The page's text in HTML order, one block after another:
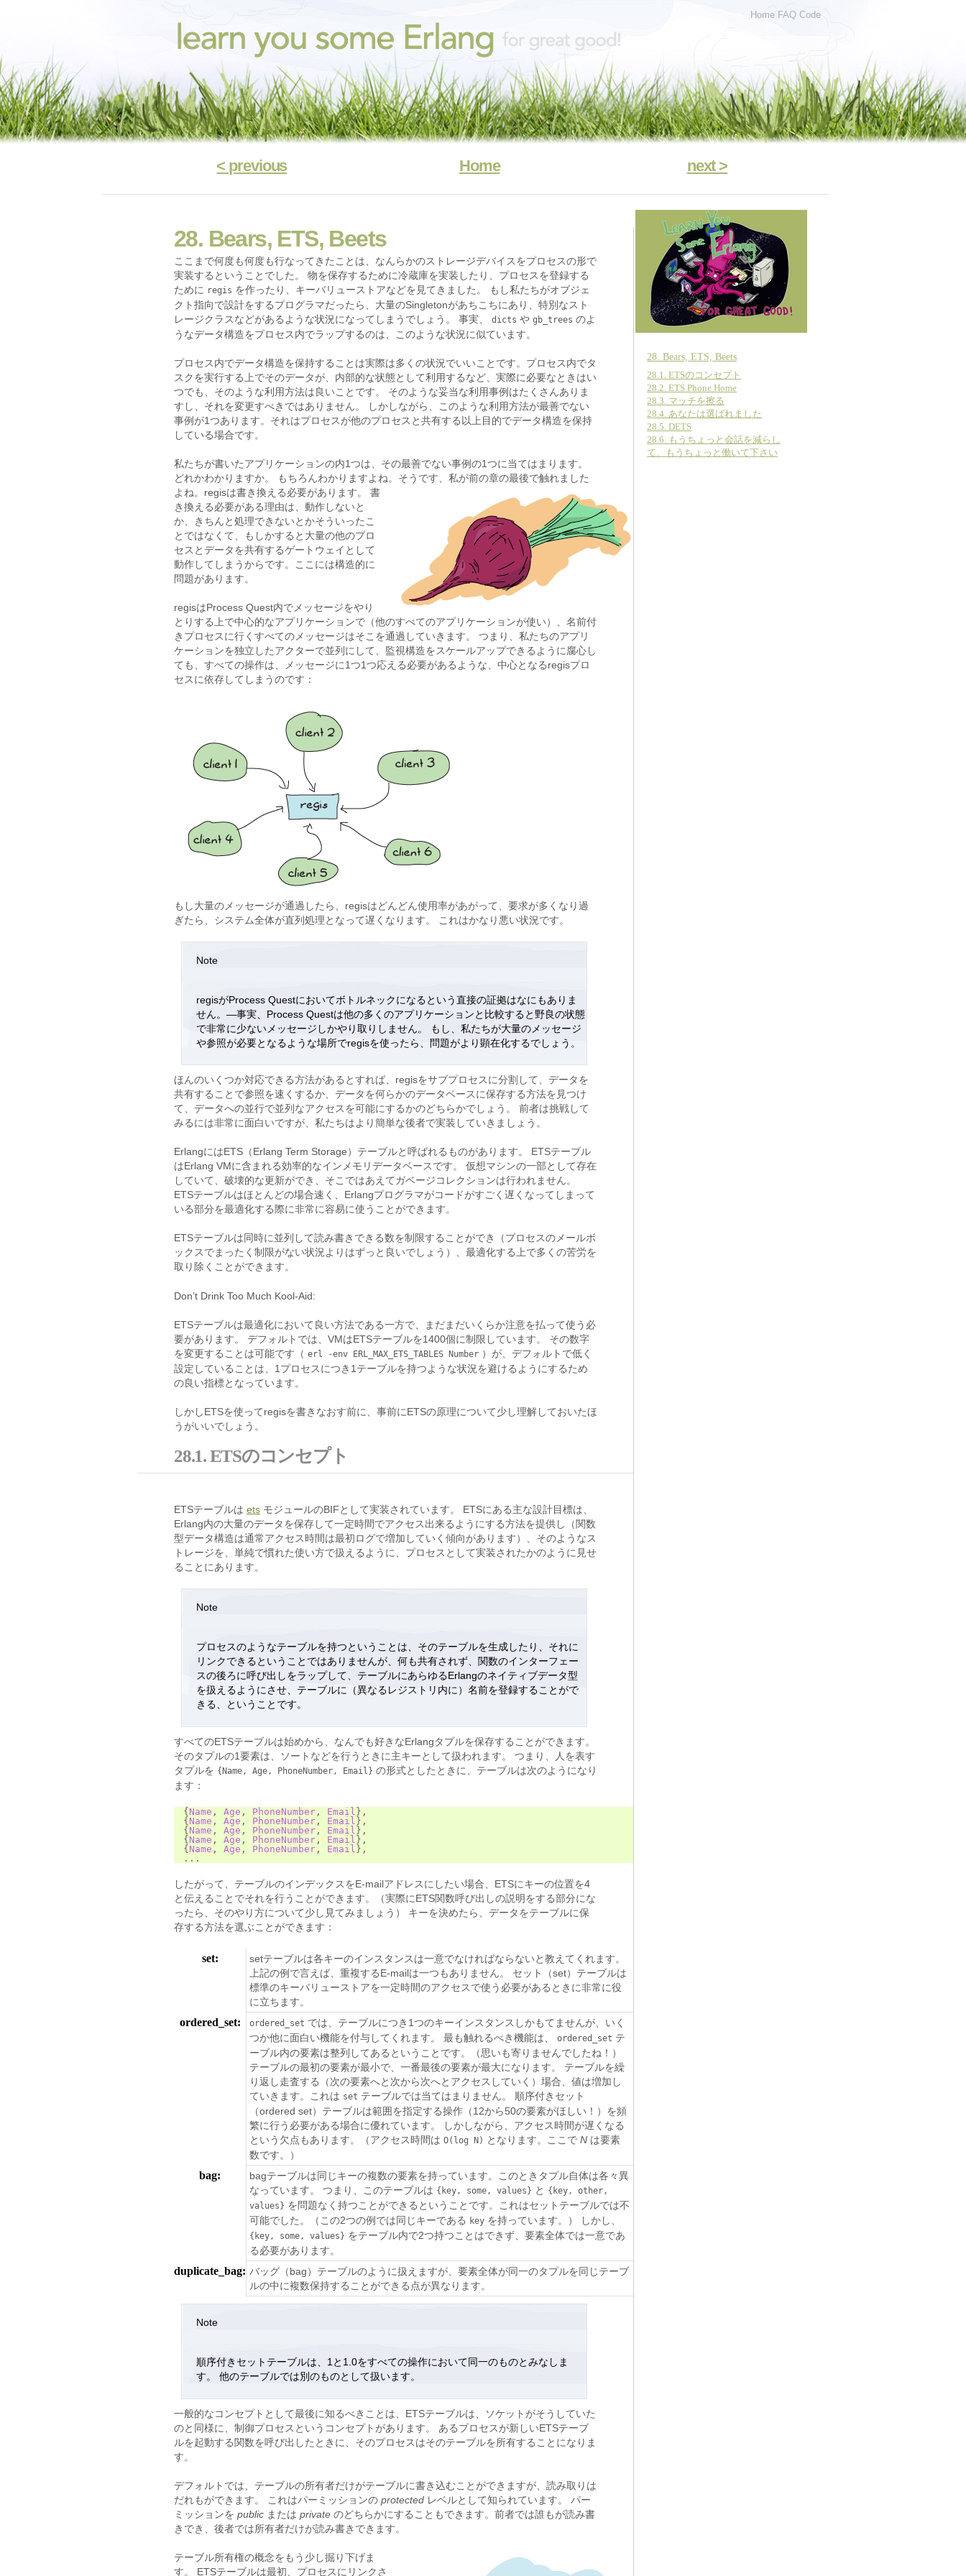
Home FAQ Code
< previous Home next >
28. Bears, ETS, Beets
28.1. ETSのコンセプト
28.2. ETS Phone Home
28.3. マッチを擦る
28.4. あなたは選ばれました
28.5. DETS
28.6. もうちょっと会話を減らし
て、もうちょっと働いて下さい
28. Bears, ETS, Beets
ここまで何度も何度も行なってきたことは、なんらかのストレージデバイスをプロセスの形で
実装するということでした。 物を保存するために冷蔵庫を実装したり、プロセスを登録する
ために regis を作ったり、キーバリューストアなどを見てきました。 もし私たちがオブジェ
クト指向で設計をするプログラマだったら、大量のSingletonがあちこちにあり、特別なスト
レージクラスなどがあるような状況になってしまうでしょう。 事実、 dicts や gb_trees のよ
うなデータ構造をプロセス内でラップするのは、このような状況に似ています。
プロセス内でデータ構造を保持することは実際は多くの状況でいいことです。プロセス内でタ
スクを実行する上でそのデータが、内部的な状態として利用するなど、実際に必要なときはい
つでも、そのような利用方法は良いことです。 そのような妥当な利用事例はたくさんありま
すし、それを変更すべきではありません。 しかしながら、このような利用方法が最善でない
事例が1つあります。それはプロセスが他のプロセスと共有する以上目的でデータ構造を保持
している場合です。
私たちが書いたアプリケーションの内1つは、その最善でない事例の1つに当てはまります。
どれかわかりますか。 もちろんわかりますよね。そうです、私が前の章の最後で触れました
よね。regisは書き換える必要があります。 書
き換える必要がある理由は、動作しないと
か、きちんと処理できないとかそういったこ
とではなくて、もしかすると大量の他のプロ
セスとデータを共有するゲートウェイとして
動作してしまうからです。ここには構造的に
問題があります。
regisはProcess Quest内でメッセージをやり
とりする上で中心的なアプリケーションで（他のすべてのアプリケーションが使い）、名前付
きプロセスに行くすべてのメッセージはそこを通過していきます。 つまり、私たちのアプリ
ケーションを独立したアクターで並列にして、監視構造をスケールアップできるように腐心し
ても、すべての操作は、メッセージに1つ1つ応える必要があるような、中心となるregisプロ
セスに依存してしまうのです：
もし大量のメッセージが通過したら、regisはどんどん使用率があがって、要求が多くなり過
ぎたら、システム全体が直列処理となって遅くなります。 これはかなり悪い状況です。
Note
regisがProcess Questにおいてボトルネックになるという直接の証拠はなにもありま
せん。―事実、Process Questは他の多くのアプリケーションと比較すると野良の状態
で非常に少ないメッセージしかやり取りしません。 もし、私たちが大量のメッセージ
や参照が必要となるような場所でregisを使ったら、問題がより顕在化するでしょう。
ほんのいくつか対応できる方法があるとすれば、regisをサブプロセスに分割して、データを
共有することで参照を速くするか、データを何らかのデータベースに保存する方法を見つけ
て、データへの並行で並列なアクセスを可能にするかのどちらかでしょう。 前者は挑戦して
みるには非常に面白いですが、私たちはより簡単な後者で実装していきましょう。
ErlangにはETS（Erlang Term Storage）テーブルと呼ばれるものがあります。 ETSテーブル
はErlang VMに含まれる効率的なインメモリデータベースです。 仮想マシンの一部として存在
していて、破壊的な更新ができ、そこではあえてガベージコレクションは行われません。
ETSテーブルはほとんどの場合速く、Erlangプログラマがコードがすごく遅くなってしまって
いる部分を最適化する際に非常に容易に使うことができます。
ETSテーブルは同時に並列して読み書きできる数を制限することができ（プロセスのメールボ
ックスでまったく制限がない状況よりはずっと良いでしょう）、最適化する上で多くの苦労を
取り除くことができます。
Don’t Drink Too Much Kool-Aid:
ETSテーブルは最適化において良い方法である一方で、まだまだいくらか注意を払って使う必
要があります。 デフォルトでは、VMはETSテーブルを1400個に制限しています。 その数字
を変更することは可能です（ erl -env ERL_MAX_ETS_TABLES Number ）が、デフォルトで低く
設定していることは、1プロセスにつき1テーブルを持つような状況を避けるようにするため
の良い指標となっています。
しかしETSを使ってregisを書きなおす前に、事前にETSの原理について少し理解しておいたほ
うがいいでしょう。
28.1. ETSのコンセプト
ETSテーブルは ets モジュールのBIFとして実装されています。 ETSにある主な設計目標は、
Erlang内の大量のデータを保存して一定時間でアクセス出来るようにする方法を提供し（関数
型データ構造は通常アクセス時間は最初ログで増加していく傾向があります）、そのようなス
トレージを、単純で慣れた使い方で扱えるように、プロセスとして実装されたかのように見せ
ることにあります。
Note
プロセスのようなテーブルを持つということは、そのテーブルを生成したり、それに
リンクできるということではありませんが、何も共有されず、関数のインターフェー
スの後ろに呼び出しをラップして、テーブルにあらゆるErlangのネイティブデータ型
を扱えるようにさせ、テーブルに（異なるレジストリ内に）名前を登録することがで
きる、ということです。
すべてのETSテーブルは始めから、なんでも好きなErlangタプルを保存することができます。
そのタプルの1要素は、ソートなどを行うときに主キーとして扱われます。 つまり、人を表す
タプルを {Name, Age, PhoneNumber, Email} の形式としたときに、テーブルは次のようになり
ます：
{Name , Age , PhoneNumber , Email },
{Name , Age , PhoneNumber , Email },
{Name , Age , PhoneNumber , Email },
{Name , Age , PhoneNumber , Email },
{Name , Age , PhoneNumber , Email },
...
したがって、テーブルのインデックスをE-mailアドレスにしたい場合、ETSにキーの位置を4
と伝えることでそれを行うことができます。（実際にETS関数呼び出しの説明をする部分にな
ったら、そのやり方について少し見てみましょう） キーを決めたら、データをテーブルに保
存する方法を選ぶことができます：
set:
setテーブルは各キーのインスタンスは一意でなければならないと教えてくれます。
上記の例で言えば、重複するE-mailは一つもありません。 セット（set）テーブルは
標準のキーバリューストアを一定時間のアクセスで使う必要があるときに非常に役
に立ちます。
ordered_set: ordered_set では、テーブルにつき1つのキーインスタンスしかもてませんが、いく
つか他に面白い機能を付与してくれます。 最も触れるべき機能は、ordered_set テ
ーブル内の要素は整列してあるということです。（思いも寄りませんでしたね！）
テーブルの最初の要素が最小で、一番最後の要素が最大になります。 テーブルを繰
り返し走査する（次の要素へと次から次へとアクセスしていく）場合、値は増加し
ていきます。これは set テーブルでは当てはまりません。 順序付きセット
（ordered set）テーブルは範囲を指定する操作（12から50の要素がほしい！）を頻
繁に行う必要がある場合に優れています。 しかしながら、アクセス時間が遅くなる
という欠点もあります。（アクセス時間はO(log N) となります。ここでN は要素
数です。）
bag:
bagテーブルは同じキーの複数の要素を持っています。このときタプル自体は各々異
なっています。 つまり、このテーブルは {key, some, values} と {key,
other,
values} を問題なく持つことができるということです。これはセットテーブルでは不
可能でした。（この2つの例では同じキーである key を持っています。） しかし、
{key, some, values} をテーブル内で2つ持つことはできず、要素全体では一意であ
る必要があります。
duplicate_bag: バッグ（bag）テーブルのように扱えますが、要素全体が同一のタプルを同じテーブ
ルの中に複数保持することができる点が異なります。
Note
順序付きセットテーブルは、1と1.0をすべての操作において同一のものとみなしま
す。 他のテーブルでは別のものとして扱います。
一般的なコンセプトとして最後に知るべきことは、ETSテーブルは、ソケットがそうしていた
のと同様に、制御プロセスというコンセプトがあります。 あるプロセスが新しいETSテーブ
ルを起動する関数を呼び出したときに、そのプロセスはそのテーブルを所有することになりま
す。
デフォルトでは、テーブルの所有者だけがテーブルに書き込むことができますが、読み取りは
だれもができます。 これはパーミッションの protected レベルとして知られています。 パー
ミッションを public または private のどちらかにすることもできます。前者では誰もが読み書
きでき、後者では所有者だけが読み書きできます。
テーブル所有権の概念をもう少し掘り下げま
す。 ETSテーブルは最初、プロセスにリンクさ